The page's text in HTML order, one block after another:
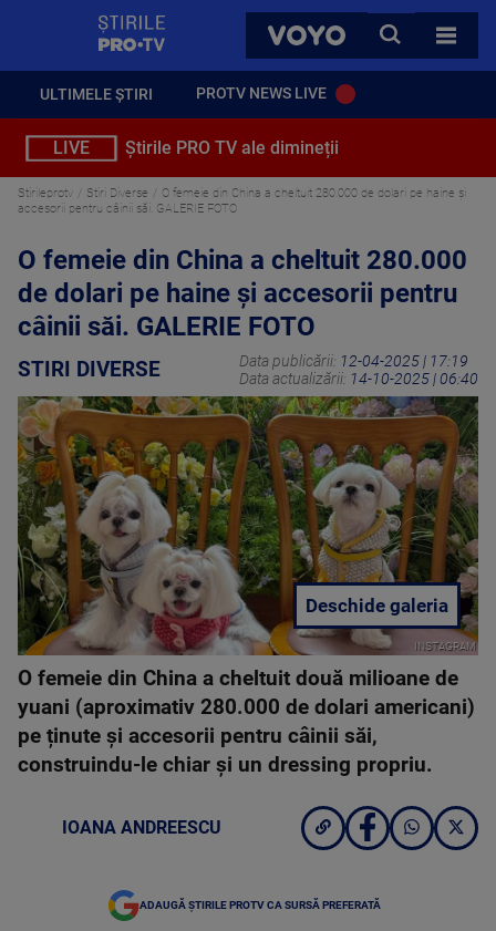
VOYO
CAUTA
TOATE
ULTIMELE ȘTIRI PROTV NEWS LIVE
LIVE Știrile PRO TV ale dimineții
Stirileprotv Stiri Diverse
O femeie din China a cheltuit 280.000 de dolari pe haine și
accesorii pentru câinii săi. GALERIE FOTO
O femeie din China a cheltuit 280.000
de dolari pe haine și accesorii pentru
câinii săi. GALERIE FOTO
STIRI DIVERSE Data publicării: 12-04-2025 | 17:19
Data actualizării: 14-10-2025 | 06:40
INSTAGRAM
Deschide galeria
O femeie din China a cheltuit două milioane de
yuani (aproximativ 280.000 de dolari americani)
pe ținute și accesorii pentru câinii săi,
construindu-le chiar și un dressing propriu.
IOANA ANDREESCU
ADAUGĂ ȘTIRILE PROTV CA SURSĂ PREFERATĂ